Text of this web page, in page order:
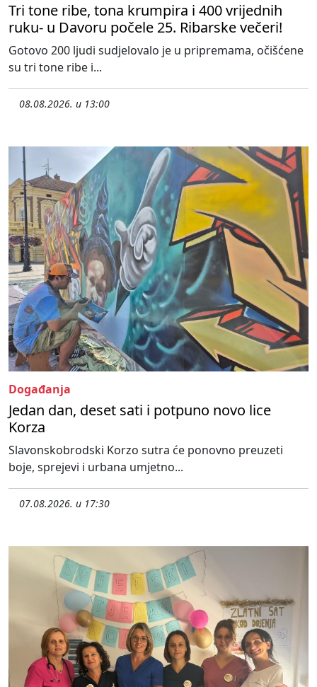
Tri tone ribe, tona krumpira i 400 vrijednih
ruku- u Davoru počele 25. Ribarske večeri!
Gotovo 200 ljudi sudjelovalo je u pripremama, očišćene
su tri tone ribe i...
08.08.2026. u 13:00
Događanja
Jedan dan, deset sati i potpuno novo lice
Korza
Slavonskobrodski Korzo sutra će ponovno preuzeti
boje, sprejevi i urbana umjetno...
07.08.2026. u 17:30